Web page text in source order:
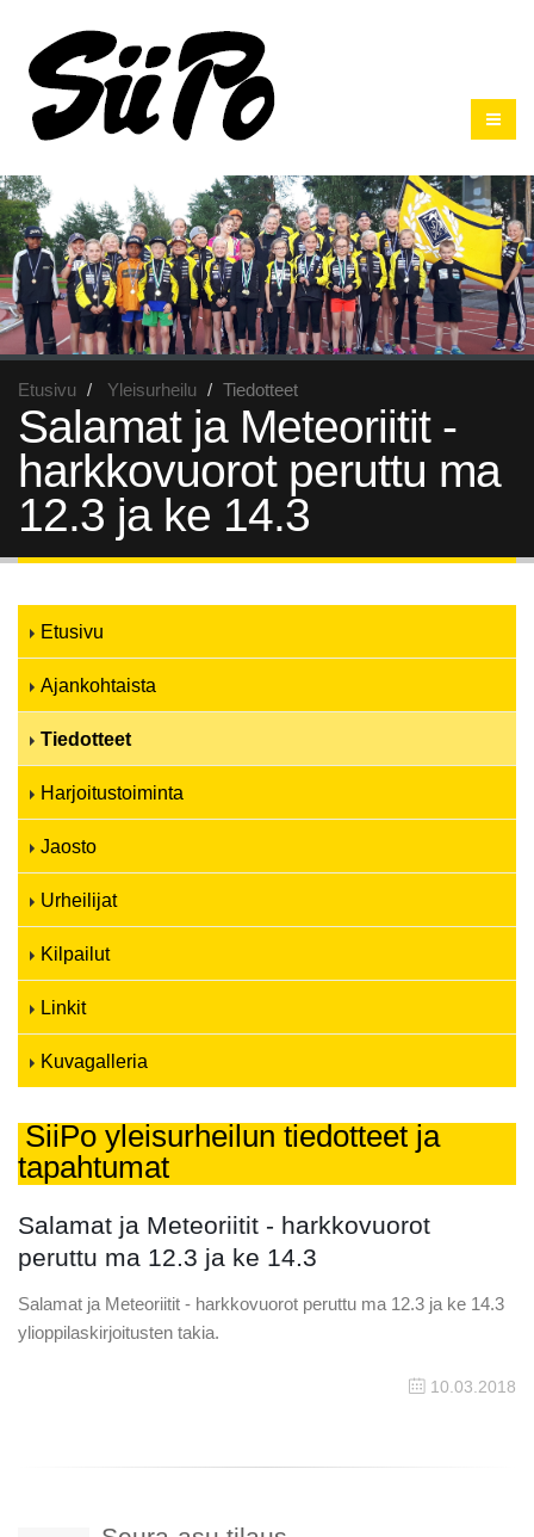
Etusivu Yleisurheilu Tiedotteet
Salamat ja Meteoriitit -
harkkovuorot peruttu ma
12.3 ja ke 14.3
Etusivu
Ajankohtaista
Tiedotteet
Harjoitustoiminta
Jaosto
Urheilijat
Kilpailut
Linkit
Kuvagalleria
SiiPo yleisurheilun tiedotteet ja
tapahtumat
Salamat ja Meteoriitit - harkkovuorot
peruttu ma 12.3 ja ke 14.3
Salamat ja Meteoriitit - harkkovuorot peruttu ma 12.3 ja ke 14.3
ylioppilaskirjoitusten takia.
10.03.2018